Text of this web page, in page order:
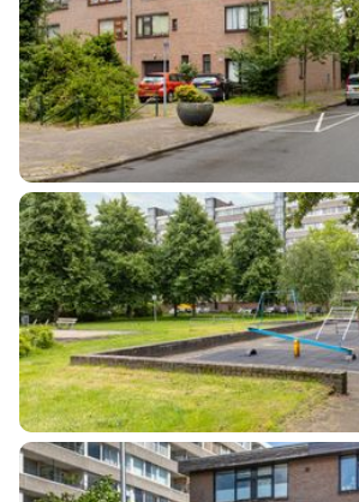
Aantal badkamers 1 badkamer
Badkamervoorzieningen Douche,
Aantal woonlagen
Energie
Verwarming Cv ketel
Warm water Cv ketel
Kadastrale gegevens